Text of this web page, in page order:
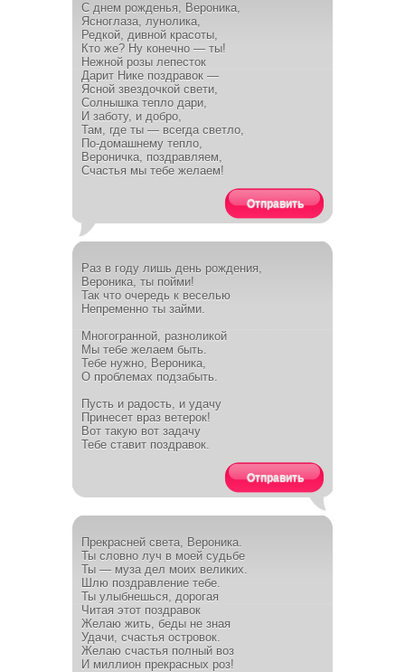
С днем рожденья, Вероника,
Ясноглаза, лунолика,
Редкой, дивной красоты,
Кто же? Ну конечно — ты!
Нежной розы лепесток
Дарит Нике поздравок —
Ясной звездочкой свети,
Солнышка тепло дари,
И заботу, и добро,
Там, где ты — всегда светло,
По-домашнему тепло,
Вероничка, поздравляем,
Счастья мы тебе желаем!
Отправить
Раз в году лишь день рождения,
Вероника, ты пойми!
Так что очередь к веселью
Непременно ты займи.
Многогранной, разноликой
Мы тебе желаем быть.
Тебе нужно, Вероника,
О проблемах подзабыть.
Пусть и радость, и удачу
Принесет враз ветерок!
Вот такую вот задачу
Тебе ставит поздравок.
Отправить
Прекрасней света, Вероника.
Ты словно луч в моей судьбе
Ты — муза дел моих великих.
Шлю поздравление тебе.
Ты улыбнешься, дорогая
Читая этот поздравок
Желаю жить, беды не зная
Удачи, счастья островок.
Желаю счастья полный воз
И миллион прекрасных роз!